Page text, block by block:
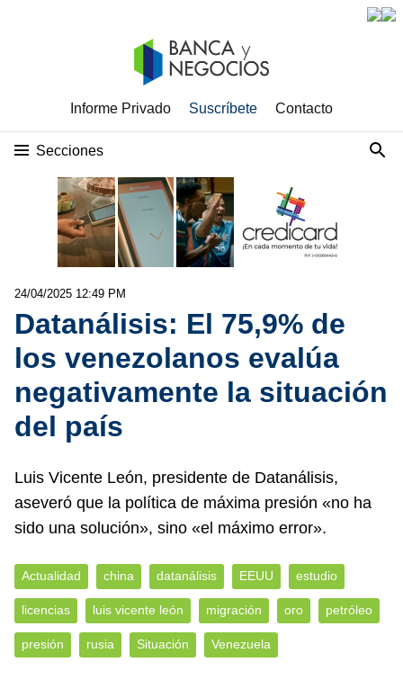
Informe Privado Suscríbete Contacto
Secciones
24/04/2025 12:49 PM
Datanálisis: El 75,9% de
los venezolanos evalúa
negativamente la situación
del país
Luis Vicente León, presidente de Datanálisis,
aseveró que la política de máxima presión «no ha
sido una solución», sino «el máximo error».
Actualidad china datanálisis EEUU estudio
licencias luis vicente león migración oro petróleo
presión rusia Situación Venezuela